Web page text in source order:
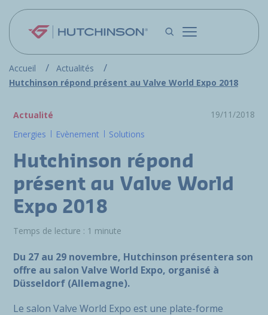
Aller au contenu principal
Accueil
Actualités
Hutchinson répond présent au Valve World Expo 2018
Actualité
19/11/2018
Energies
Evènement Solutions
Hutchinson répond
présent au Valve World
Expo 2018
Temps de lecture : 1 minute
Du 27 au 29 novembre, Hutchinson présentera son
offre au salon Valve World Expo, organisé à
Düsseldorf (Allemagne).
Le salon Valve World Expo est une plate-forme